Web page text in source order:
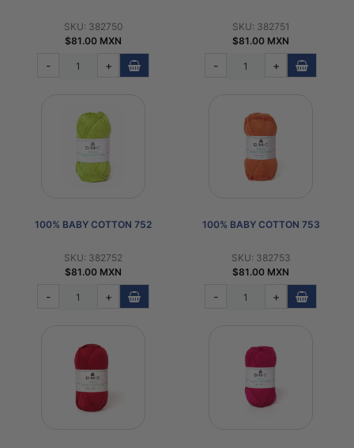
SKU: 382750
$81.00 MXN
- +
SKU: 382751
$81.00 MXN
- +
100% BABY COTTON 752
SKU: 382752
$81.00 MXN
- +
100% BABY COTTON 753
SKU: 382753
$81.00 MXN
- +